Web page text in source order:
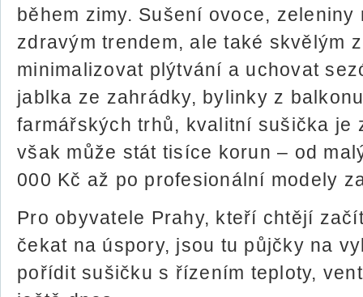
během zimy. Sušení ovoce,
zdravým trendem, ale také skvělým
minimalizovat plýtvání a uchovat
jablka ze zahrádky, bylinky z
farmářských trhů, kvalitní sušička je
však může stát tisíce korun – od
000 Kč až po profesionální modely
Pro obyvatele Prahy, kteří chtějí
čekat na úspory, jsou tu půjčky na
pořídit sušičku s řízením teploty,